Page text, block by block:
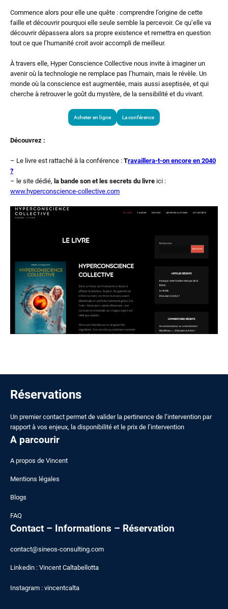
Commence alors pour elle une quête : comprendre l’origine de cette
faille et découvrir pourquoi elle seule semble la percevoir. Ce qu’elle va
découvrir dépassera alors sa propre existence et remettra en question
tout ce que l’humanité croit avoir accompli de meilleur.
À travers elle, Hyper Conscience Collective nous invite à imaginer un
avenir où la technologie ne remplace pas l’humain, mais le révèle. Un
monde où la conscience est augmentée, mais aussi aseptisée, et qui
cherche à retrouver le goût du mystère, de la sensibilité et du vivant.
Acheter en ligne La conférence
Découvrez :
– Le livre est rattaché à la conférence : Travaillera-t-on encore en 2040
?
– le site dédié, la bande son et les secrets du livre ici :
www.hyperconscience-collective.com
Réservations
Un premier contact permet de valider la pertinence de l’intervention par
rapport à vos enjeux, la disponibilité et le prix de l’intervention
A parcourir
Apropos de Vincent
Mentions légales
Blogs
FAQ
Contact – Informations – Réservation
contact@sineos-consulting.com
Linkedin : Vincent Caltabellotta
Instagram : vincentcalta